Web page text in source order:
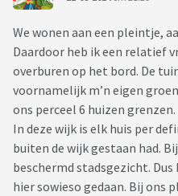
We wonen aan een pleintje,
Daardoor heb ik een relatief
overburen op het bord. De
voornamelijk m’n eigen
ons perceel 6 huizen grenzen.
In deze wijk is elk huis per
buiten de wijk gestaan had.
beschermd stadsgezicht.
hier sowieso gedaan. Bij ons